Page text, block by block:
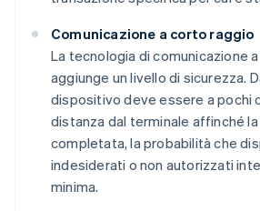
Comunicazione a corto raggio
La tecnologia di comunicazione
aggiunge un livello di sicurezza.
dispositivo deve essere a pochi
distanza dal terminale affinché
completata, la probabilità che
indesiderati o non autorizzati
minima.